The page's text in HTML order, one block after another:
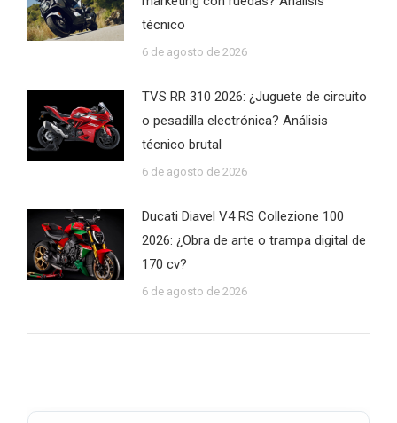
técnico
6 de agosto de 2026
TVS RR 310 2026: ¿Juguete de circuito
o pesadilla electrónica? Análisis
técnico brutal
6 de agosto de 2026
Ducati Diavel V4 RS Collezione 100
2026: ¿Obra de arte o trampa digital de
170 cv?
6 de agosto de 2026